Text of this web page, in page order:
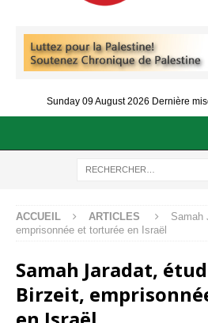
Sunday 09 August 2026 Dernière
ACCUEIL ARTICLES
Samah
emprisonnée et torturée en Israël
Samah Jaradat,
Birzeit,